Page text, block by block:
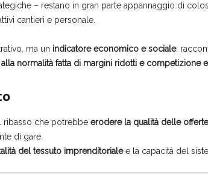
– restano in gran parte appannaggio di
cantieri e personale.
ma un indicatore economico e sociale:
normalità fatta di margini ridotti e competizione
ribasso che potrebbe erodere la qualità delle offerte
di gare.
del tessuto imprenditorialee la capacità del